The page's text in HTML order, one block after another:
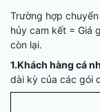
Trường hợp
hủy cam kết = Giá
còn lại.
1.Khách hàng cá
dài kỳ của các gói